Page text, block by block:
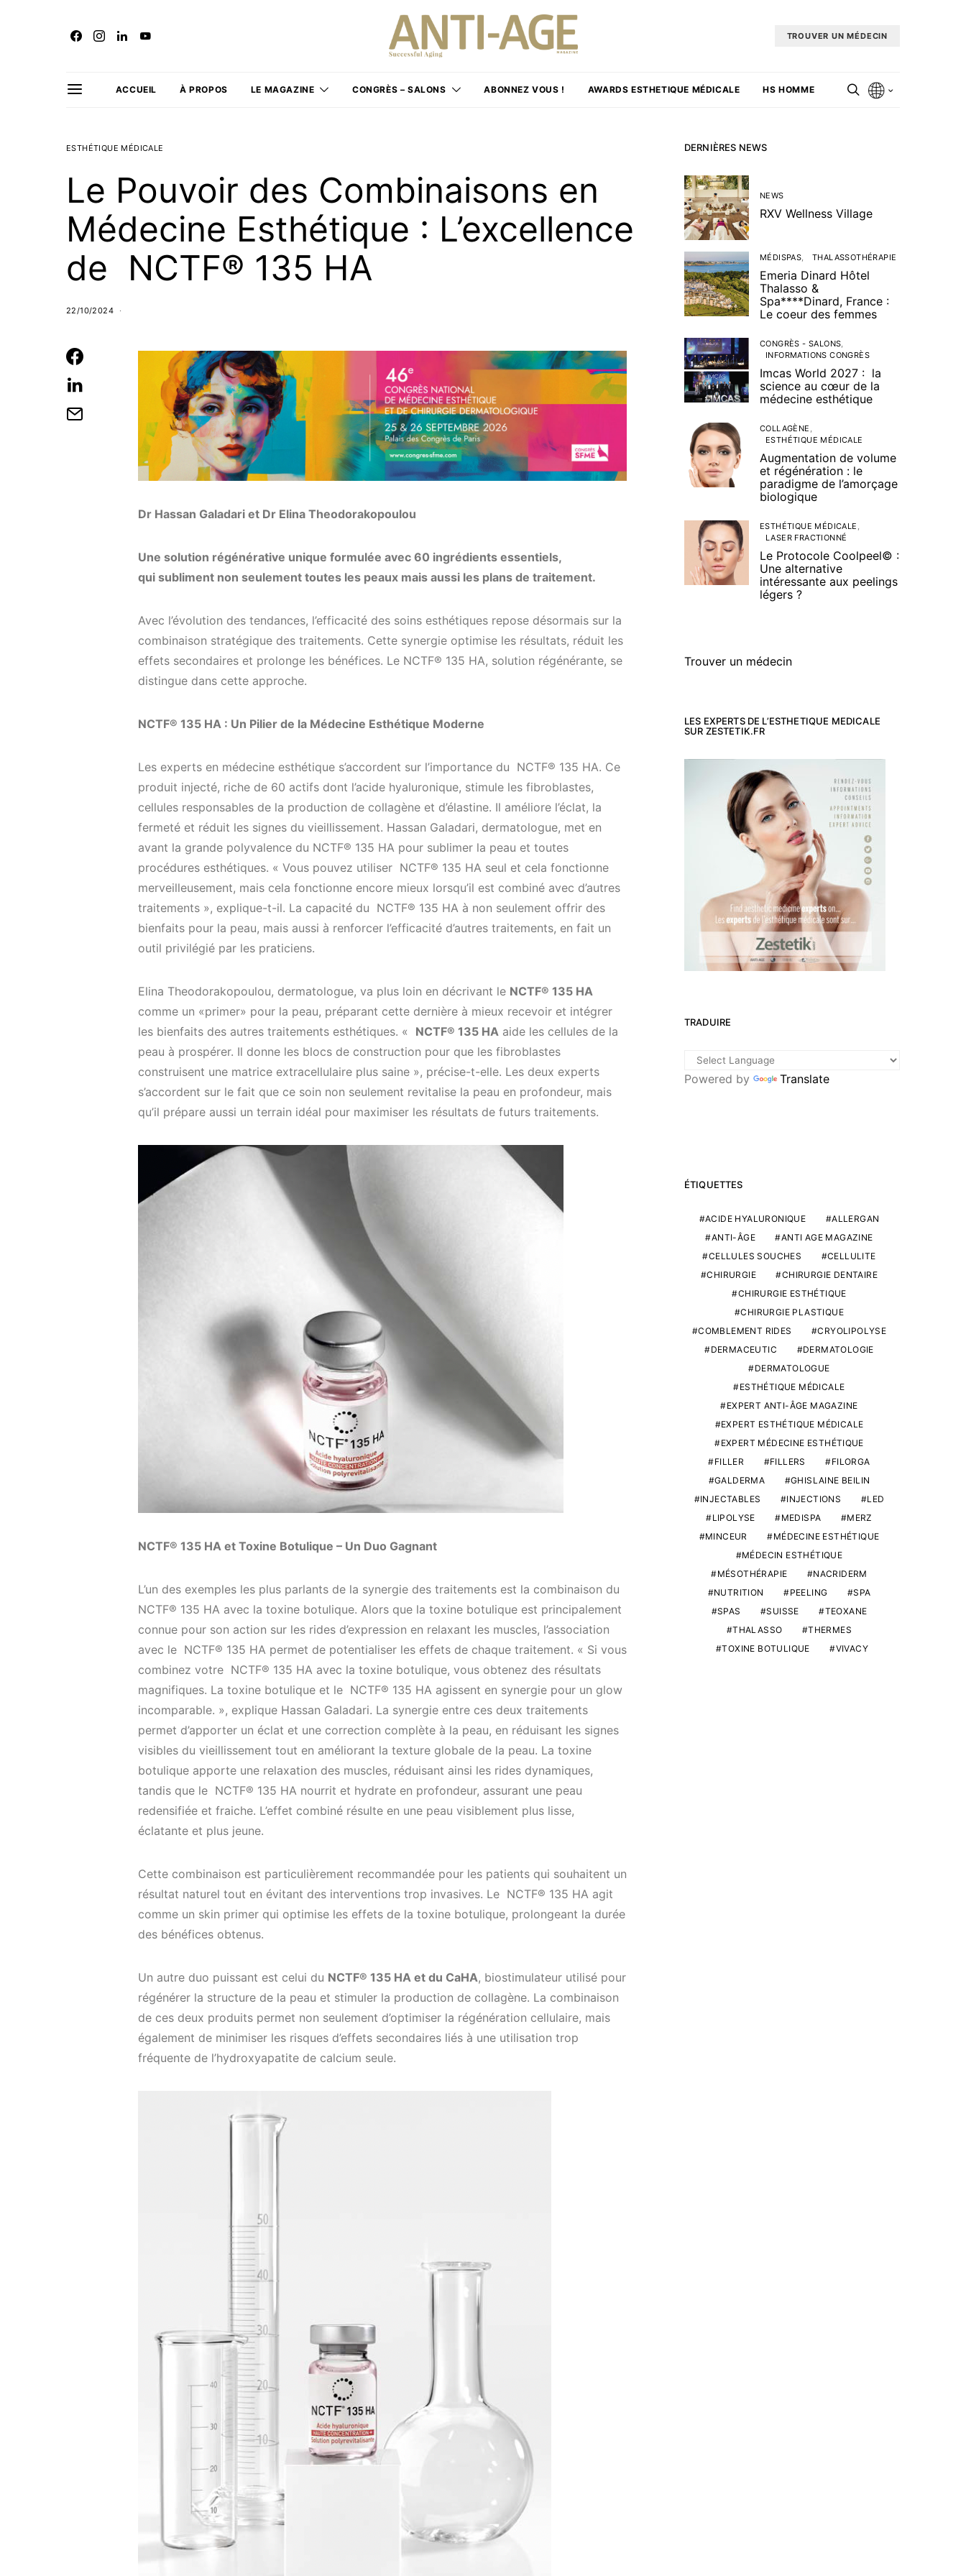
TROUVER UN MÉDECIN
ACCUEIL À PROPOS LE MAGAZINE CONGRÈS – SALONS ABONNEZ VOUS ! AWARDS ESTHETIQUE MÉDICALE HS HOMME
ESTHÉTIQUE MÉDICALE
Le Pouvoir des Combinaisons en
Médecine Esthétique : L’excellence
de NCTF® 135 HA
22/10/2024
Dr Hassan Galadari et Dr Elina Theodorakopoulou
Une solution régénérative unique formulée avec 60 ingrédients essentiels,
qui subliment non seulement toutes les peaux mais aussi les plans de traitement.
Avec l’évolution des tendances, l’efficacité des soins esthétiques repose désormais sur la
combinaison stratégique des traitements. Cette synergie optimise les résultats, réduit les
effets secondaires et prolonge les bénéfices. Le NCTF® 135 HA, solution régénérante, se
distingue dans cette approche.
NCTF® 135 HA : Un Pilier de la Médecine Esthétique Moderne
Les experts en médecine esthétique s’accordent sur l’importance du NCTF® 135 HA. Ce
produit injecté, riche de 60 actifs dont l’acide hyaluronique, stimule les fibroblastes,
cellules responsables de la production de collagène et d’élastine. Il améliore l’éclat, la
fermeté et réduit les signes du vieillissement. Hassan Galadari, dermatologue, met en
avant la grande polyvalence du NCTF® 135 HA pour sublimer la peau et toutes
procédures esthétiques. « Vous pouvez utiliser NCTF® 135 HA seul et cela fonctionne
merveilleusement, mais cela fonctionne encore mieux lorsqu’il est combiné avec d’autres
traitements », explique-t-il. La capacité du NCTF® 135 HA à non seulement offrir des
bienfaits pour la peau, mais aussi à renforcer l’efficacité d’autres traitements, en fait un
outil privilégié par les praticiens.
Elina Theodorakopoulou, dermatologue, va plus loin en décrivant le NCTF® 135 HA
comme un «primer» pour la peau, préparant cette dernière à mieux recevoir et intégrer
les bienfaits des autres traitements esthétiques. « NCTF® 135 HA aide les cellules de la
peau à prospérer. Il donne les blocs de construction pour que les fibroblastes
construisent une matrice extracellulaire plus saine », précise-t-elle. Les deux experts
s’accordent sur le fait que ce soin non seulement revitalise la peau en profondeur, mais
qu’il prépare aussi un terrain idéal pour maximiser les résultats de futurs traitements.
NCTF® 135 HA et Toxine Botulique – Un Duo Gagnant
L’un des exemples les plus parlants de la synergie des traitements est la combinaison du
NCTF® 135 HA avec la toxine botulique. Alors que la toxine botulique est principalement
connue pour son action sur les rides d’expression en relaxant les muscles, l’association
avec le NCTF® 135 HA permet de potentialiser les effets de chaque traitement. « Si vous
combinez votre NCTF® 135 HA avec la toxine botulique, vous obtenez des résultats
magnifiques. La toxine botulique et le NCTF® 135 HA agissent en synergie pour un glow
incomparable. », explique Hassan Galadari. La synergie entre ces deux traitements
permet d’apporter un éclat et une correction complète à la peau, en réduisant les signes
visibles du vieillissement tout en améliorant la texture globale de la peau. La toxine
botulique apporte une relaxation des muscles, réduisant ainsi les rides dynamiques,
tandis que le NCTF® 135 HA nourrit et hydrate en profondeur, assurant une peau
redensifiée et fraiche. L’effet combiné résulte en une peau visiblement plus lisse,
éclatante et plus jeune.
Cette combinaison est particulièrement recommandée pour les patients qui souhaitent un
résultat naturel tout en évitant des interventions trop invasives. Le NCTF® 135 HA agit
comme un skin primer qui optimise les effets de la toxine botulique, prolongeant la durée
des bénéfices obtenus.
Un autre duo puissant est celui du NCTF® 135 HA et du CaHA, biostimulateur utilisé pour
régénérer la structure de la peau et stimuler la production de collagène. La combinaison
de ces deux produits permet non seulement d’optimiser la régénération cellulaire, mais
également de minimiser les risques d’effets secondaires liés à une utilisation trop
fréquente de l’hydroxyapatite de calcium seule.
DERNIÈRES NEWS
NEWS
RXV Wellness Village
MÉDISPAS THALASSOTHÉRAPIE
Emeria Dinard Hôtel
Thalasso &
Spa****Dinard, France :
Le coeur des femmes
CONGRÈS - SALONS
INFORMATIONS CONGRÈS
Imcas World 2027 : la
science au cœur de la
médecine esthétique
COLLAGÈNE
ESTHÉTIQUE MÉDICALE
Augmentation de volume
et régénération : le
paradigme de l’amorçage
biologique
ESTHÉTIQUE MÉDICALE
LASER FRACTIONNÉ
Le Protocole Coolpeel© :
Une alternative
intéressante aux peelings
légers ?
Trouver un médecin
LES EXPERTS DE L’ESTHETIQUE MEDICALE
SUR ZESTETIK.FR
TRADUIRE
Powered by Translate
ÉTIQUETTES
ACIDE HYALURONIQUE
ALLERGAN
ANTI-ÂGE
ANTI AGE MAGAZINE
CELLULES SOUCHES
CELLULITE
CHIRURGIE
CHIRURGIE DENTAIRE
CHIRURGIE ESTHÉTIQUE
CHIRURGIE PLASTIQUE
COMBLEMENT RIDES
CRYOLIPOLYSE
DERMACEUTIC
DERMATOLOGIE
DERMATOLOGUE
ESTHÉTIQUE MÉDICALE
EXPERT ANTI-ÂGE MAGAZINE
EXPERT ESTHÉTIQUE MÉDICALE
EXPERT MÉDECINE ESTHÉTIQUE
FILLER
FILLERS
FILORGA
GALDERMA
GHISLAINE BEILIN
INJECTABLES
INJECTIONS
LED
LIPOLYSE
MEDISPA
MERZ
MINCEUR
MÉDECINE ESTHÉTIQUE
MÉDECIN ESTHÉTIQUE
MÉSOTHÉRAPIE
NACRIDERM
NUTRITION
PEELING
SPA
SPAS
SUISSE
TEOXANE
THALASSO
THERMES
TOXINE BOTULIQUE
VIVACY